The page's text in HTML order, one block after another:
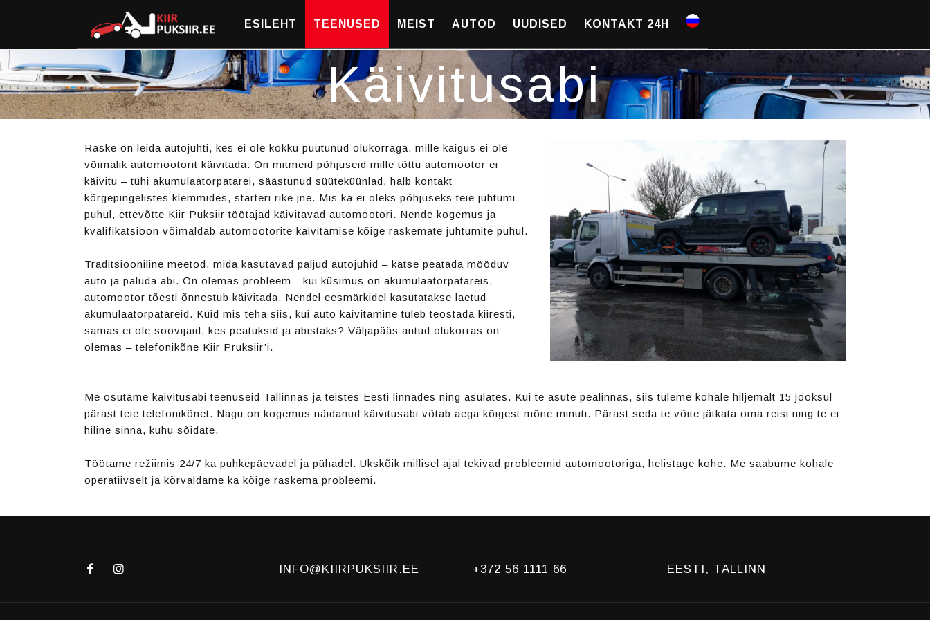
ESILEHT TEENUSED MEIST AUTOD UUDISED KONTAKT 24H
Käivitusabi
Raske on leida autojuhti, kes ei ole kokku puutunud olukorraga, mille käigus ei ole
võimalik automootorit käivitada. On mitmeid põhjuseid mille tõttu automootor ei
käivitu – tühi akumulaatorpatarei, säästunud süüteküünlad, halb kontakt
kõrgepingelistes klemmides, starteri rike jne. Mis ka ei oleks põhjuseks teie juhtumi
puhul, ettevõtte Kiir Puksiir töötajad käivitavad automootori. Nende kogemus ja
kvalifikatsioon võimaldab automootorite käivitamise kõige raskemate juhtumite puhul.
Traditsiooniline meetod, mida kasutavad paljud autojuhid – katse peatada mööduv
auto ja paluda abi. On olemas probleem - kui küsimus on akumulaatorpatareis,
automootor tõesti õnnestub käivitada. Nendel eesmärkidel kasutatakse laetud
akumulaatorpatareid. Kuid mis teha siis, kui auto käivitamine tuleb teostada kiiresti,
samas ei ole soovijaid, kes peatuksid ja abistaks? Väljapääs antud olukorras on
olemas – telefonikõne Kiir Pruksiir’i.
Me osutame käivitusabi teenuseid Tallinnas ja teistes Eesti linnades ning asulates. Kui te asute pealinnas, siis tuleme kohale hiljemalt 15 jooksul
pärast teie telefonikõnet. Nagu on kogemus näidanud käivitusabi võtab aega kõigest mõne minuti. Pärast seda te võite jätkata oma reisi ning te ei
hiline sinna, kuhu sõidate.
Töötame režiimis 24/7 ka puhkepäevadel ja pühadel. Ükskõik millisel ajal tekivad probleemid automootoriga, helistage kohe. Me saabume kohale
operatiivselt ja kõrvaldame ka kõige raskema probleemi.
INFO@KIIRPUKSIIR.EE +372 56 1111 66 EESTI, TALLINN